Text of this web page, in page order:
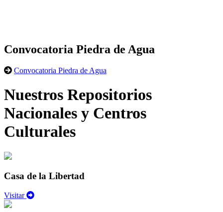
Convocatoria Piedra de Agua
Convocatoria Piedra de Agua
Nuestros Repositorios
Nacionales y Centros
Culturales
Casa de la Libertad
Visitar